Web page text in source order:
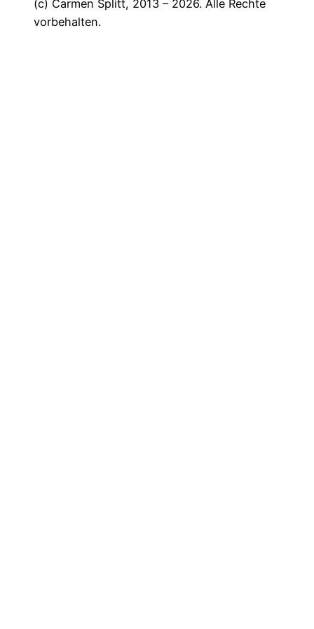
(c) Carmen Splitt, 2013 – 2026. Alle Rechte
vorbehalten.